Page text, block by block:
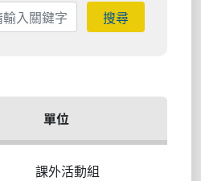
搜尋
單位
課外活動組